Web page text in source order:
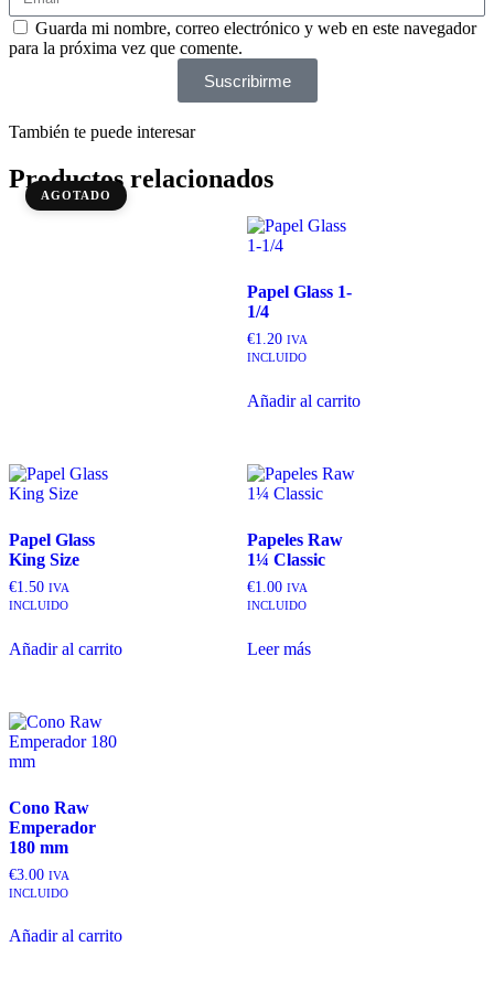
Guarda mi nombre, correo electrónico y web en este navegador
para la próxima vez que comente.
Suscribirme
También te puede interesar
Productos relacionados
Papel Glass 1-
1/4
€1.20 IVA
INCLUIDO
Añadir al carrito
Papel Glass
King Size
€1.50 IVA
INCLUIDO
Añadir al carrito
AGOTADO
Papeles Raw
1¼ Classic
€1.00 IVA
INCLUIDO
Leer más
Cono Raw
Emperador
180 mm
€3.00 IVA
INCLUIDO
Añadir al carrito